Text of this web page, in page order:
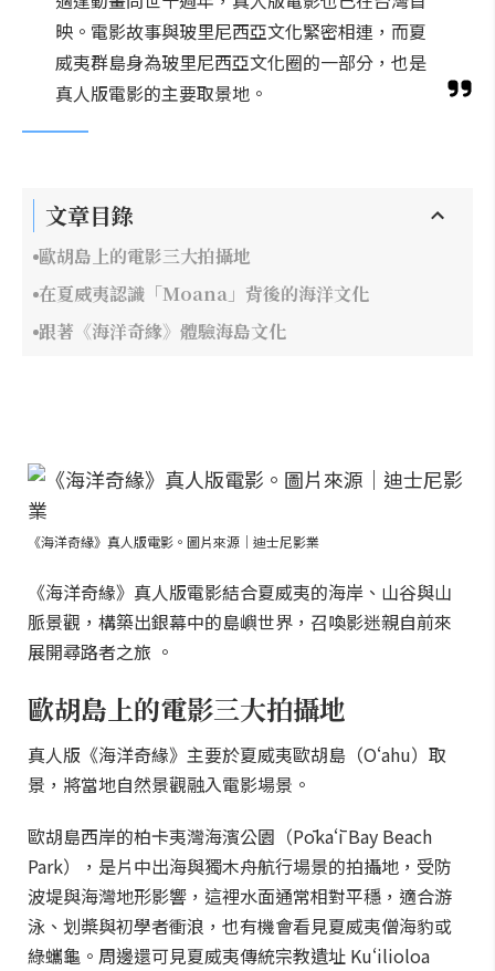
映。電影故事與玻里尼西亞文化緊密相連，而夏
威夷群島身為玻里尼西亞文化圈的一部分，也是
真人版電影的主要取景地。
文章目錄
歐胡島上的電影三大拍攝地
在夏威夷認識「Moana」背後的海洋文化
跟著《海洋奇緣》體驗海島文化
《海洋奇緣》真人版電影。圖片來源｜迪士尼影業
《海洋奇緣》真人版電影結合夏威夷的海岸、山谷與山
脈景觀，構築出銀幕中的島嶼世界，召喚影迷親自前來
展開尋路者之旅 。
歐胡島上的電影三大拍攝地
真人版《海洋奇緣》主要於夏威夷歐胡島（Oʻahu）取
景，將當地自然景觀融入電影場景。
歐胡島西岸的柏卡夷灣海濱公園（Pōkaʻī Bay Beach
Park），是片中出海與獨木舟航行場景的拍攝地，受防
波堤與海灣地形影響，這裡水面通常相對平穩，適合游
泳、划槳與初學者衝浪，也有機會看見夏威夷僧海豹或
綠蠵龜。周邊還可見夏威夷傳統宗教遺址 Kuʻilioloa